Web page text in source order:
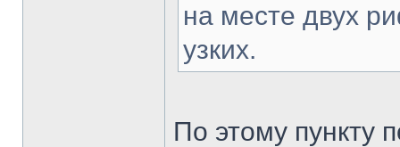
на месте двух
узких.
По этому пункту